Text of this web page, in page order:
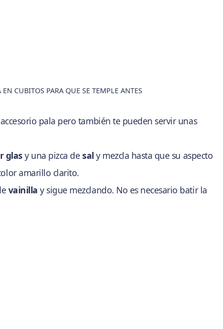
CUBITOS PARA QUE SE TEMPLE ANTES
pala pero también te pueden servir unas
glas y una pizca de sal y mezcla hasta que su aspecto
amarillo clarito.
vainilla y sigue mezclando. No es necesario batir la